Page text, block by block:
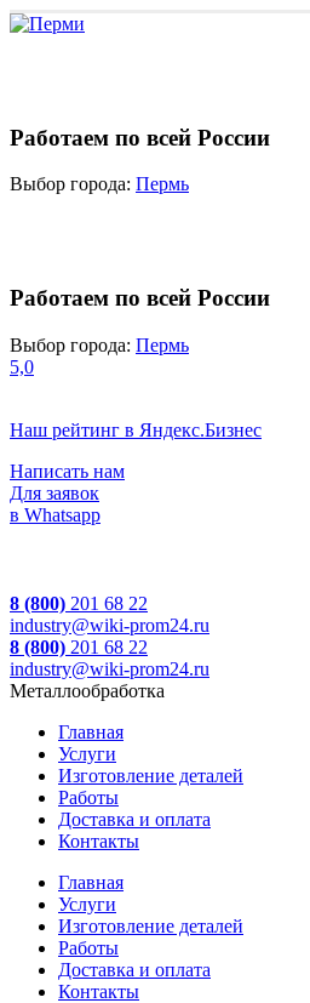
Работаем по всей России
Выбор города: Пермь
Работаем по всей России
Выбор города: Пермь
5,0
Наш рейтинг в Яндекс.Бизнес
Написать нам
Для заявок
в Whatsapp
8 (800) 201 68 22
industry@wiki-prom24.ru
8 (800) 201 68 22
industry@wiki-prom24.ru
Металлообработка
Главная
Услуги
Изготовление деталей
Работы
Доставка и оплата
Контакты
Главная
Услуги
Изготовление деталей
Работы
Доставка и оплата
Контакты